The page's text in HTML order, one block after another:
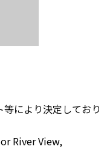
等により決定しており
River View,